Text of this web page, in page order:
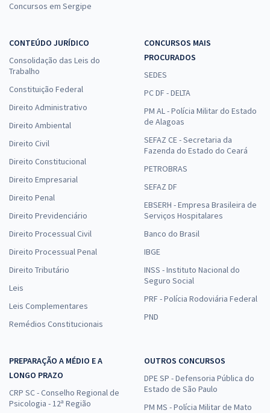
Concursos em Sergipe
CONTEÚDO JURÍDICO
Consolidação das Leis do
Trabalho
Constituição Federal
Direito Administrativo
Direito Ambiental
Direito Civil
Direito Constitucional
Direito Empresarial
Direito Penal
Direito Previdenciário
Direito Processual Civil
Direito Processual Penal
Direito Tributário
Leis
Leis Complementares
Remédios Constitucionais
CONCURSOS MAIS
PROCURADOS
SEDES
PC DF - DELTA
PM AL - Polícia Militar do Estado
de Alagoas
SEFAZ CE - Secretaria da
Fazenda do Estado do Ceará
PETROBRAS
SEFAZ DF
EBSERH - Empresa Brasileira de
Serviços Hospitalares
Banco do Brasil
IBGE
INSS - Instituto Nacional do
Seguro Social
PRF - Polícia Rodoviária Federal
PND
PREPARAÇÃO A MÉDIO E A
LONGO PRAZO
CRP SC - Conselho Regional de
Psicologia - 12ª Região
OUTROS CONCURSOS
DPE SP - Defensoria Pública do
Estado de São Paulo
PM MS - Polícia Militar de Mato